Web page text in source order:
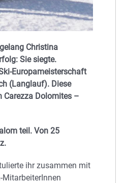
Christina
Sie siegte.
Europameisterschaft
(Langlauf). Diese
Carezza Dolomites –
teil. Von 25
ihr zusammen mit